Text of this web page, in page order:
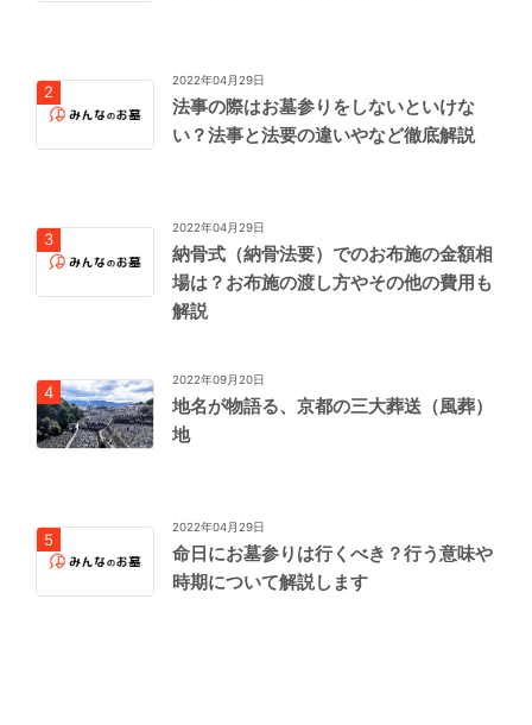
2022年04月29日
法事の際はお墓参りをしないといけな
い？法事と法要の違いやなど徹底解説
2022年04月29日
納骨式（納骨法要）でのお布施の金額相
場は？お布施の渡し方やその他の費用も
解説
2022年09月20日
地名が物語る、京都の三大葬送（風葬）
地
2022年04月29日
命日にお墓参りは行くべき？行う意味や
時期について解説します